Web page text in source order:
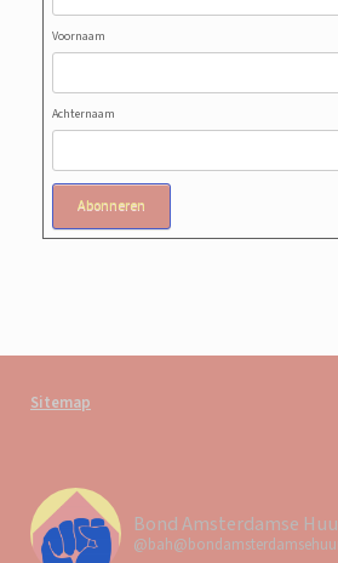
Voornaam
Achternaam
Abonneren
Sitemap
Bond Amsterdamse